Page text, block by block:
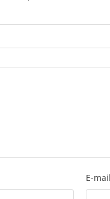
E-mail